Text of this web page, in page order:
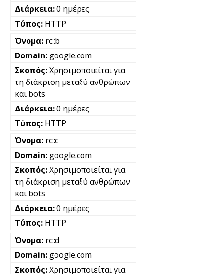
0 ημέρες
HTTP
rc::b
google.com
Χρησιμοποιείται για
τη διάκριση μεταξύ ανθρώπων
και bots
0 ημέρες
HTTP
rc::c
google.com
Χρησιμοποιείται για
τη διάκριση μεταξύ ανθρώπων
και bots
0 ημέρες
HTTP
rc::d
google.com
Χρησιμοποιείται για